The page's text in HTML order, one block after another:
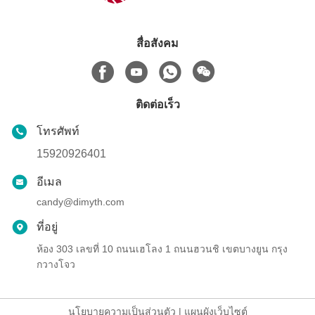
สื่อสังคม
ติดต่อเร็ว
โทรศัพท์
15920926401
อีเมล
candy@dimyth.com
ที่อยู่
ห้อง 303 เลขที่ 10 ถนนเฮโลง 1 ถนนฮวนชิ เขตบางยูน กรุง
กวางโจว
นโยบายความเป็นส่วนตัว | แผนผังเว็บไซต์